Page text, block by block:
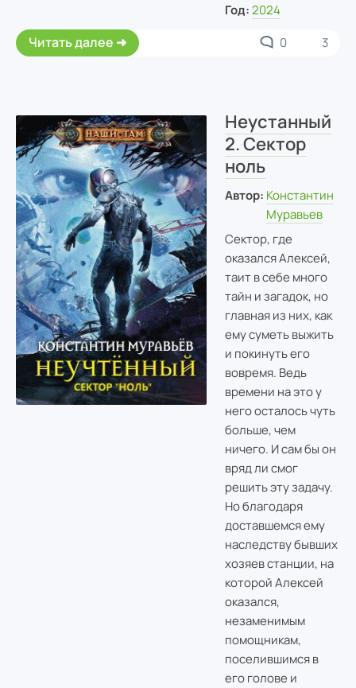
Год: 2024
Читать далее 0 3
Неустанный
2. Сектор
ноль
Автор: Константин
Муравьев
Сектор, где
оказался Алексей,
таит в себе много
тайн и загадок, но
главная из них, как
ему суметь выжить
и покинуть его
вовремя. Ведь
времени на это у
него осталось чуть
больше, чем
ничего. И сам бы он
вряд ли смог
решить эту задачу.
Но благодаря
доставшемся ему
наследству бывших
хозяев станции, на
которой Алексей
оказался,
незаменимым
помощникам,
поселившимся в
его голове и